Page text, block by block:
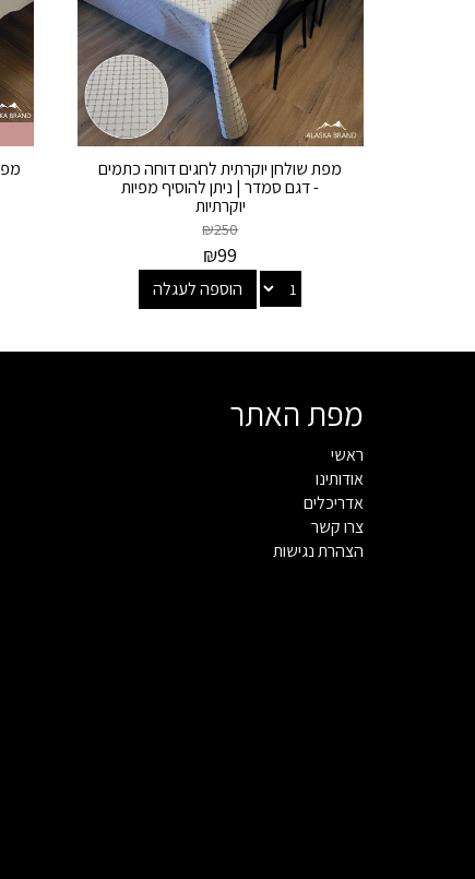
מפת שולחן יוקרתית לחגים דוחה כתמים
- דגם סמדר | ניתן להוסיף מפיות
יוקרתיות
₪250
₪99
הוספה לעגלה
מפת האתר
ראשי
אודותינו
אדריכלים
צרו קשר
הצהרת נגישות